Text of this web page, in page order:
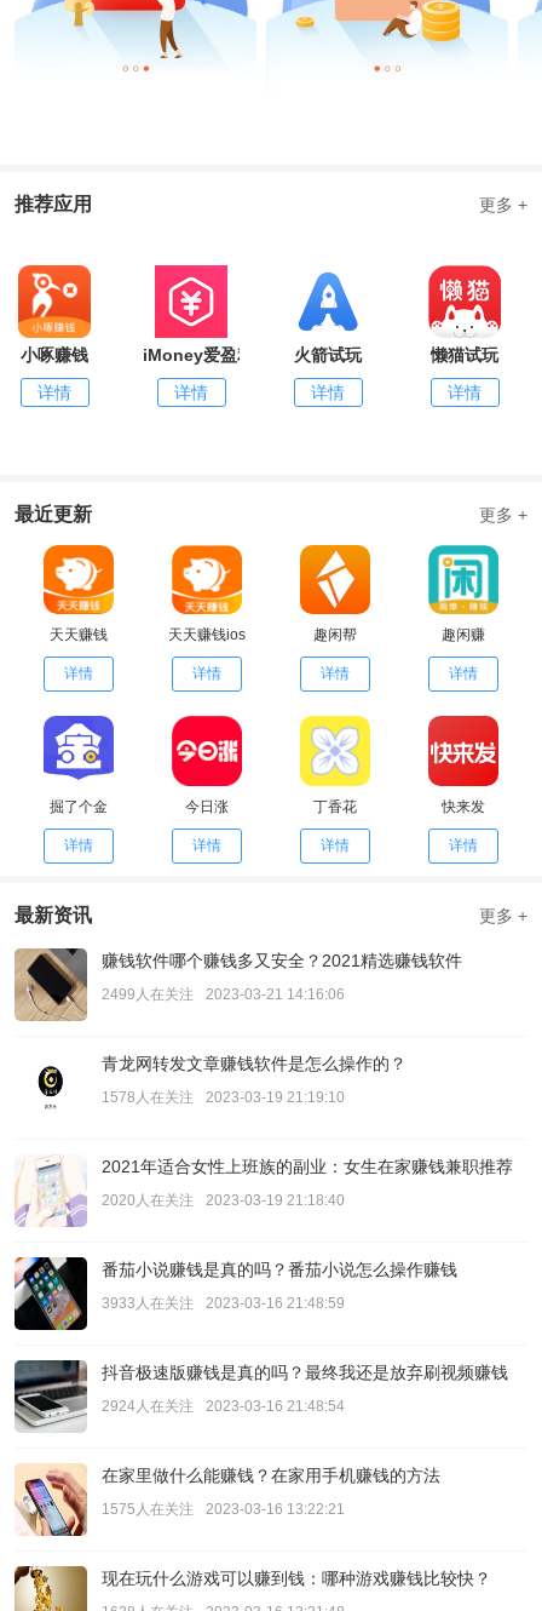
推荐应用 更多 +
小啄赚钱
详情
iMoney爱盈利
详情
火箭试玩
详情
懒猫试玩
详情
最近更新 更多 +
天天赚钱
详情
天天赚钱ios
详情
趣闲帮
详情
趣闲赚
详情
掘了个金
详情
今日涨
详情
丁香花
详情
快来发
详情
最新资讯 更多 +
赚钱软件哪个赚钱多又安全？2021精选赚钱软件
2499人在关注 2023-03-21 14:16:06
青龙网转发文章赚钱软件是怎么操作的？
1578人在关注 2023-03-19 21:19:10
2021年适合女性上班族的副业：女生在家赚钱兼职推荐
2020人在关注 2023-03-19 21:18:40
番茄小说赚钱是真的吗？番茄小说怎么操作赚钱
3933人在关注 2023-03-16 21:48:59
抖音极速版赚钱是真的吗？最终我还是放弃刷视频赚钱
2924人在关注 2023-03-16 21:48:54
在家里做什么能赚钱？在家用手机赚钱的方法
1575人在关注 2023-03-16 13:22:21
现在玩什么游戏可以赚到钱：哪种游戏赚钱比较快？